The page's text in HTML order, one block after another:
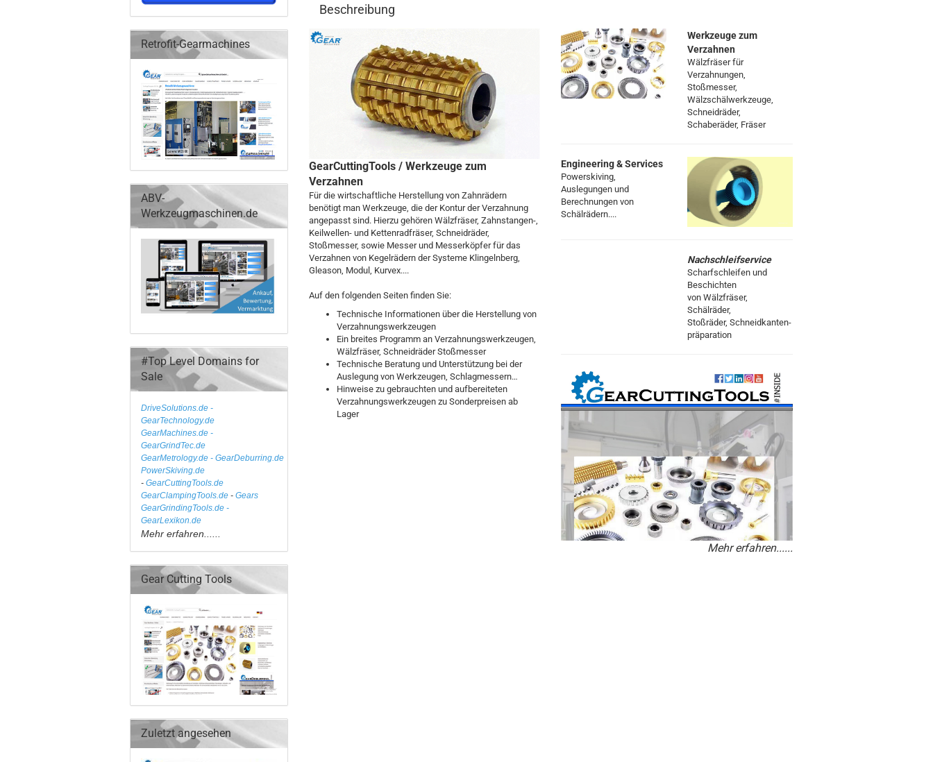
Beschreibung
GearCuttingTools / Werkzeuge zum
Verzahnen
Für die wirtschaftliche Herstellung von Zahnrädern
benötigt man Werkzeuge, die der Kontur der Verzahnung
angepasst sind. Hierzu gehören Wälzfräser, Zahnstangen-,
Keilwellen- und Kettenradfräser, Schneidräder,
Stoßmesser, sowie Messer und Messerköpfer für das
Verzahnen von Kegelrädern der Systeme Klingelnberg,
Gleason, Modul, Kurvex....
Auf den folgenden Seiten finden Sie:
Technische Informationen über die Herstellung von
Verzahnungswerkzeugen
Ein breites Programm an Verzahnungswerkzeugen,
Wälzfräser, Schneidräder Stoßmesser
Technische Beratung und Unterstützung bei der
Auslegung von Werkzeugen, Schlagmessern…
Hinweise zu gebrauchten und aufbereiteten
Verzahnungswerkzeugen zu Sonderpreisen ab
Lager
Werkzeuge zum
Verzahnen
Wälzfräser für
Verzahnungen,
Stoßmesser,
Wälzschälwerkzeuge,
Schneidräder,
Schaberäder, Fräser
Engineering & Services
Powerskiving,
Auslegungen und
Berechnungen von
Schälrädern....
Nachschleifservice
Scharfschleifen und
Beschichten
von Wälzfräser,
Schälräder,
Stoßräder, Schneidkanten-
präparation
Mehr erfahren......
Retrofit-Gearmachines
ABV-
Werkzeugmaschinen.de
#Top Level Domains for
Sale
DriveSolutions.de -
GearTechnology.de
GearMachines.de -
GearGrindTec.de
GearMetrology.de - GearDeburring.de
PowerSkiving.de
- GearCuttingTools.de
GearClampingTools.de - Gears
GearGrindingTools.de -
GearLexikon.de
Mehr erfahren......
Gear Cutting Tools
Zuletzt angesehen